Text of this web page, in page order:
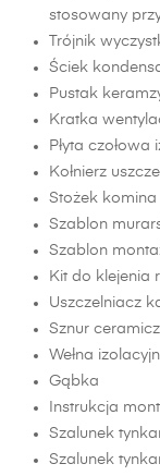
stosowany
Trójnik
Ściek
Pustak
Kratka
Płyta czołowa
Kołnierz
Stożek komina
Szablon
Szablon
Kit do klejenia
Uszczelniacz
Sznur
Wełna
Gąbka
Instrukcja
Szalunek
Szalunek